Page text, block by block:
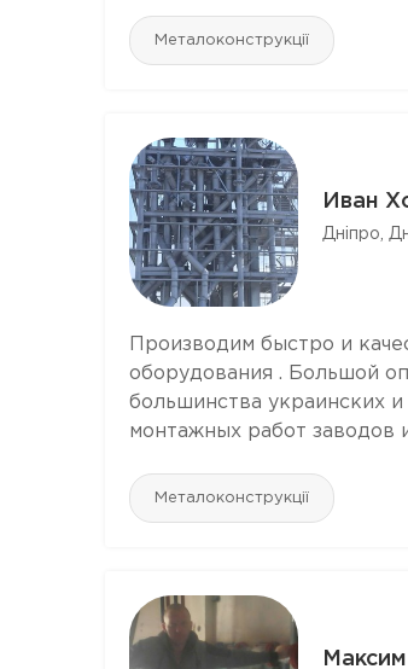
Металоконструкції
Иван
Дніпро,
Производим быстро и
оборудования . Большой
большинства украинских
монтажных работ заводов
Металоконструкції